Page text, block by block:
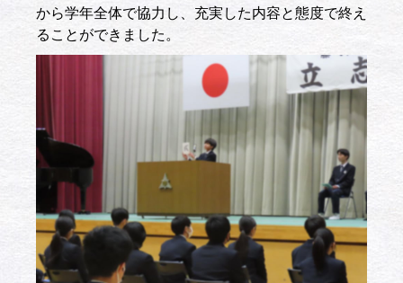
から学年全体で協力し、充実した内容と態度で終え
ることができました。